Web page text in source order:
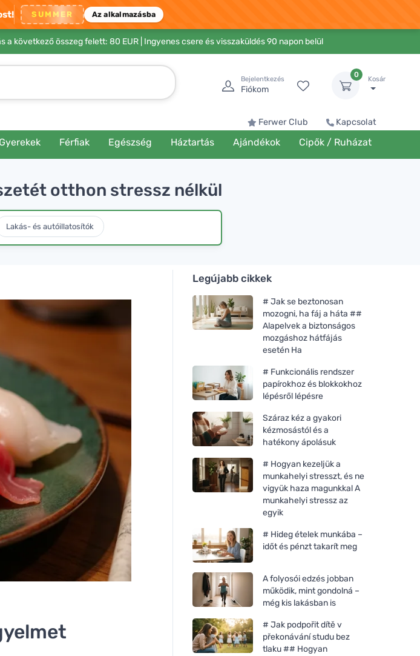
SUMMER Az alkalmazásba
a következő összeg felett: 80 EUR | Ingyenes csere és visszaküldés 90 napon belül
Bejelentkezés
Fiókom
0
Kosár
Ferwer Club Kapcsolat
Gyerekek Férfiak Egészség Háztartás Ajándékok Cipők / Ruházat
otthon stressz nélkül
Lakás- és autóillatosítók
Legújabb cikkek
# Jak se beztonosan
mozogni, ha fáj a háta ##
Alapelvek a biztonságos
mozgáshoz hátfájás
esetén Ha
# Funkcionális rendszer
papírokhoz és blokkokhoz
lépésről lépésre
Száraz kéz a gyakori
kézmosástól és a
hatékony ápolásuk
# Hogyan kezeljük a
munkahelyi stresszt, és ne
vigyük haza magunkkal A
munkahelyi stressz az
egyik
# Hideg ételek munkába –
időt és pénzt takarít meg
A folyosói edzés jobban
működik, mint gondolná –
még kis lakásban is
# Jak podpořit dítě v
překonávání studu bez
tlaku ## Hogyan